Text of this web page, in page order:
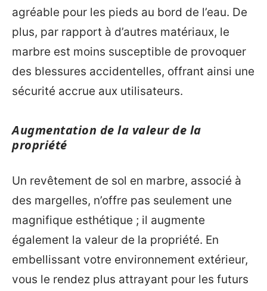
agréable pour les pieds au bord de l’eau. De
plus, par rapport à d’autres matériaux, le
marbre est moins susceptible de provoquer
des blessures accidentelles, offrant ainsi une
sécurité accrue aux utilisateurs.
Augmentation de la valeur de la
propriété
Un revêtement de sol en marbre, associé à
des margelles, n’offre pas seulement une
magnifique esthétique ; il augmente
également la valeur de la propriété. En
embellissant votre environnement extérieur,
vous le rendez plus attrayant pour les futurs